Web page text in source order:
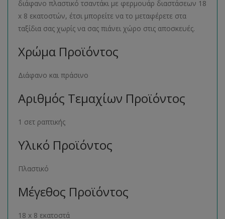
διάφανο πλαστικό τσαντάκι με φερμουάρ διαστάσεων 18
x 8 εκατοστών, έτσι μπορείτε να το μεταφέρετε στα
ταξίδια σας χωρίς να σας πιάνει χώρο στις αποσκευές.
Χρώμα Προϊόντος
Διάφανο και πράσινο
Αριθμός Τεμαχίων Προϊόντος
1 σετ ραπτικής
Υλικό Προϊόντος
Πλαστικό
Μέγεθος Προϊόντος
18 x 8 εκατοστά